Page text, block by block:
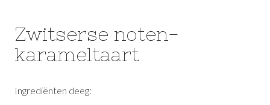
Zwitserse noten-
karameltaart
Ingrediënten deeg: